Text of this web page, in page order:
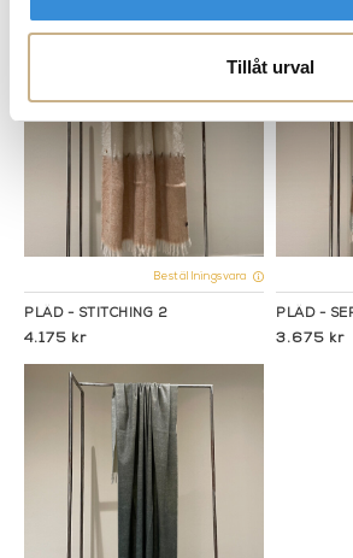
Tillåt urval
Beställningsvara
PLÄD - STITCHING 2
4.175 kr
PLÄD -
3.675 kr